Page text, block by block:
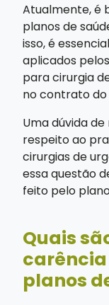
Atualmente, é
planos de
isso, é
aplicados
para cirurgia
no contrato do
Uma dúvida
respeito ao
cirurgias de
essa questão
feito pelo
Quais
planos